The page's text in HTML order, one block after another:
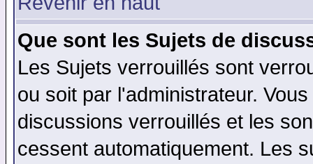
Que sont les Sujets de
Les Sujets verrouillés sont
ou soit par l'administrateur.
discussions verrouillés et les
cessent automatiquement. Les